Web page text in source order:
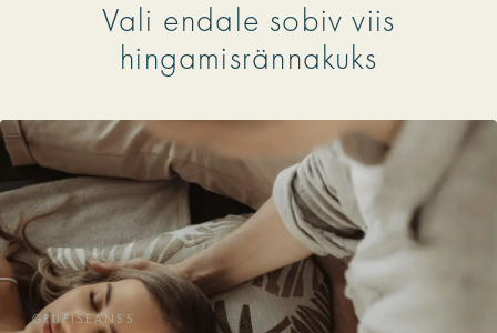
Vali endale sobiv viis
hingamisrännakuks
GRUPISEANSS